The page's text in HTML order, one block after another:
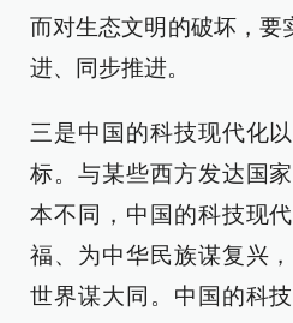
而对生态文明的破坏，要
进、同步推进。
三是中国的科技现代化
标。与某些西方发达国
本不同，中国的科技现
福、为中华民族谋复兴
世界谋大同。中国的科